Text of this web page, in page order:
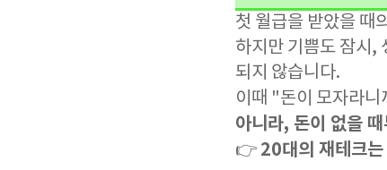
첫 월급을 받았을 때
하지만 기쁨도 잠시,
되지 않습니다.
이때 "돈이 모자라
아니라, 돈이 없을
👉 20대의 재테크